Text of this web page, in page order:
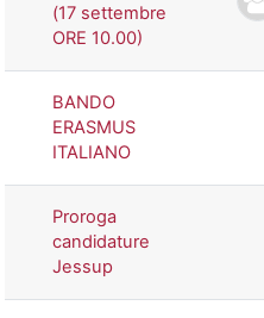
(17 settembre
ORE 10.00)
BANDO
ERASMUS
ITALIANO
Proroga
candidature
Jessup